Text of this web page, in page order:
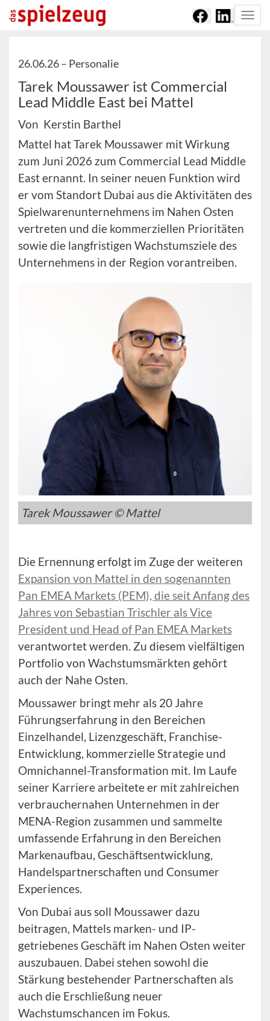
26.06.26 – Personalie
Tarek Moussawer ist Commercial
Lead Middle East bei Mattel
Von Kerstin Barthel
Mattel hat Tarek Moussawer mit Wirkung
zum Juni 2026 zum Commercial Lead Middle
East ernannt. In seiner neuen Funktion wird
er vom Standort Dubai aus die Aktivitäten des
Spielwarenunternehmens im Nahen Osten
vertreten und die kommerziellen Prioritäten
sowie die langfristigen Wachstumsziele des
Unternehmens in der Region vorantreiben.
Tarek Moussawer © Mattel
Die Ernennung erfolgt im Zuge der weiteren
Expansion von Mattel in den sogenannten
Pan EMEA Markets (PEM), die seit Anfang des
Jahres von Sebastian Trischler als Vice
President und Head of Pan EMEA Markets
verantwortet werden. Zu diesem vielfältigen
Portfolio von Wachstumsmärkten gehört
auch der Nahe Osten.
Moussawer bringt mehr als 20 Jahre
Führungserfahrung in den Bereichen
Einzelhandel, Lizenzgeschäft, Franchise-
Entwicklung, kommerzielle Strategie und
Omnichannel-Transformation mit. Im Laufe
seiner Karriere arbeitete er mit zahlreichen
verbrauchernahen Unternehmen in der
MENA-Region zusammen und sammelte
umfassende Erfahrung in den Bereichen
Markenaufbau, Geschäftsentwicklung,
Handelspartnerschaften und Consumer
Experiences.
Von Dubai aus soll Moussawer dazu
beitragen, Mattels marken- und IP-
getriebenes Geschäft im Nahen Osten weiter
auszubauen. Dabei stehen sowohl die
Stärkung bestehender Partnerschaften als
auch die Erschließung neuer
Wachstumschancen im Fokus.